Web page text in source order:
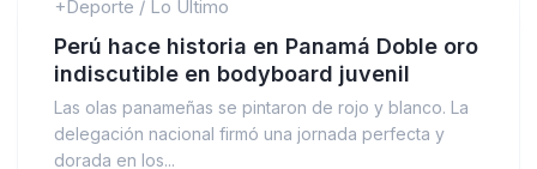
+Deporte / Lo Último
Perú hace historia en Panamá Doble oro
indiscutible en bodyboard juvenil
Las olas panameñas se pintaron de rojo y blanco. La
delegación nacional firmó una jornada perfecta y
dorada en los...